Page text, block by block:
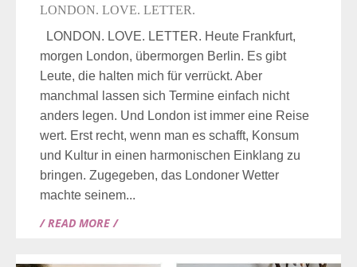
LONDON. LOVE. LETTER.
LONDON. LOVE. LETTER. Heute Frankfurt,
morgen London, übermorgen Berlin. Es gibt
Leute, die halten mich für verrückt. Aber
manchmal lassen sich Termine einfach nicht
anders legen. Und London ist immer eine Reise
wert. Erst recht, wenn man es schafft, Konsum
und Kultur in einen harmonischen Einklang zu
bringen. Zugegeben, das Londoner Wetter
machte seinem...
/ READ MORE /